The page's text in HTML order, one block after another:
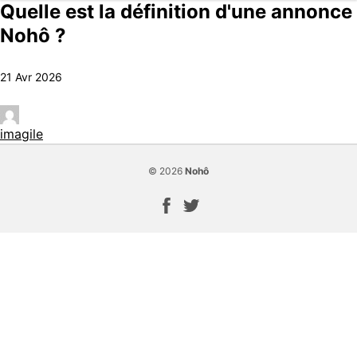
Quelle est la définition d'une annonce
Nohô ?
21 Avr 2026
imagile
© 2026 Nohô
Page Facebook
Compte Twitter